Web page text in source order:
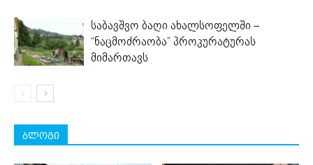
საბავშვო ბაღი ახალსოფელში –
“ნაცმოძრაობა” პროკურატურას
მიმართავს
ბლოგი